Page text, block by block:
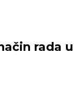
rada u